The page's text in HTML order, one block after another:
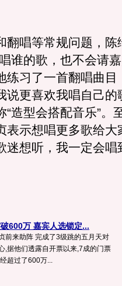
唱等常规问题，陈
谁的歌，也不会请
练习了一首翻唱曲目
说更喜欢我唱自己的
造型会搭配音乐”。
表示想唱更多歌给大
迷想听，我一定会唱
600万 嘉宾人选锁定...
前来助阵 完成了3级跳的五月天对
,据他们透露自开票以来,7成的门票
超过了600万...